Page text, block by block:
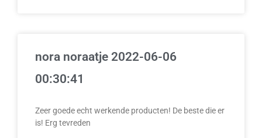
nora noraatje 2022-06-06
00:30:41
Zeer goede echt werkende producten! De beste die er
is! Erg tevreden